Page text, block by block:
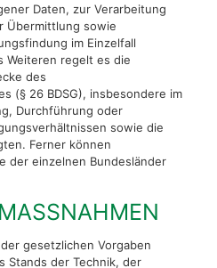
Daten, zur Verarbeitung
Übermittlung sowie
im Einzelfall
Weiteren regelt es die
des
(§ 26 BDSG), insbesondere im
Durchführung oder
sowie die
Ferner können
der einzelnen Bundesländer
gesetzlichen Vorgaben
Stands der Technik, der